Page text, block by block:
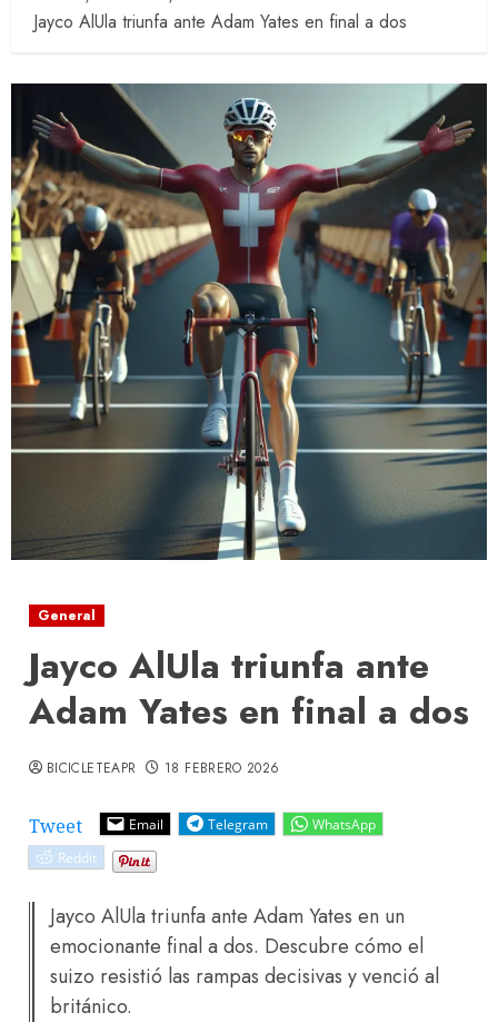
Jayco AlUla triunfa ante Adam Yates en final a dos
General
Jayco AlUla triunfa ante
Adam Yates en final a dos
Tweet Email Telegram
WhatsApp
Reddit
BICICLETEAPR 18 FEBRERO 2026
Jayco AlUla triunfa ante Adam Yates en un
emocionante final a dos. Descubre cómo el
suizo resistió las rampas decisivas y venció al
británico.